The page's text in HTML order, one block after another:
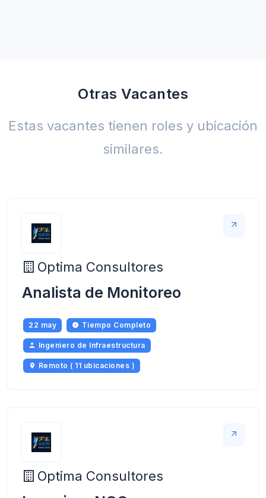
Otras Vacantes
Estas vacantes tienen roles y ubicación
similares.
Optima Consultores
Analista de Monitoreo
22 may Tiempo Completo
Ingeniero de Infraestructura
Remoto ( 11 ubicaciones )
Optima Consultores